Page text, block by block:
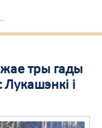
тры гады
Лукашэнкі і